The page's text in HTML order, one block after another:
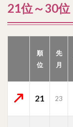
21位～30位
順
位
先
月
21 23